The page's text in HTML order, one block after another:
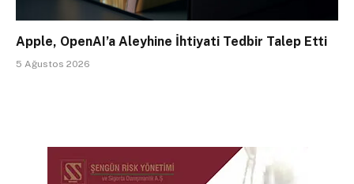
Apple, OpenAI’a Aleyhine İhtiyati Tedbir Talep Etti
5 Ağustos 2026